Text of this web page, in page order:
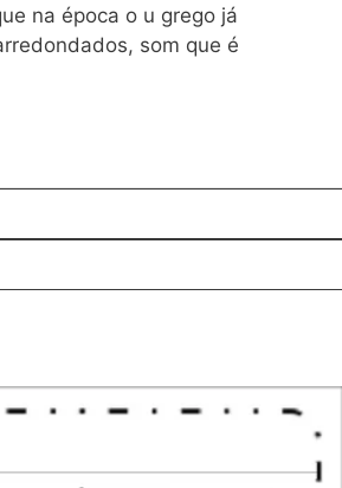
na época o u grego já
som que é